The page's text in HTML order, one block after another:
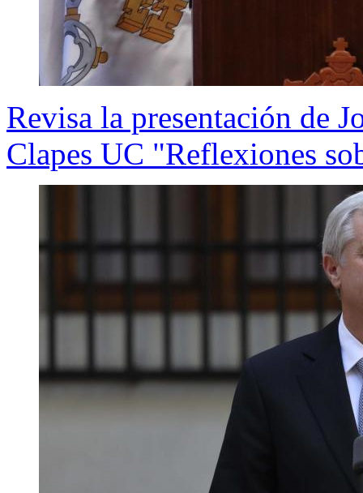
Revisa la presentación de
Clapes UC "Reflexiones